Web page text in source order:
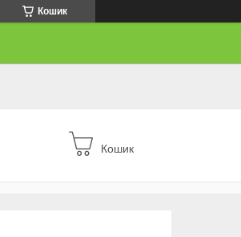
Кошик
Кошик